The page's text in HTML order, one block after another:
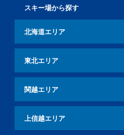
スキー場から探す
北海道エリア
東北エリア
関越エリア
上信越エリア